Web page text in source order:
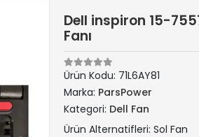
Dell inspiron 15-
Fanı
Ürün Kodu: 71L6AY81
Marka: ParsPower
Kategori: Dell Fan
Ürün Alternatifleri: Sol Fan